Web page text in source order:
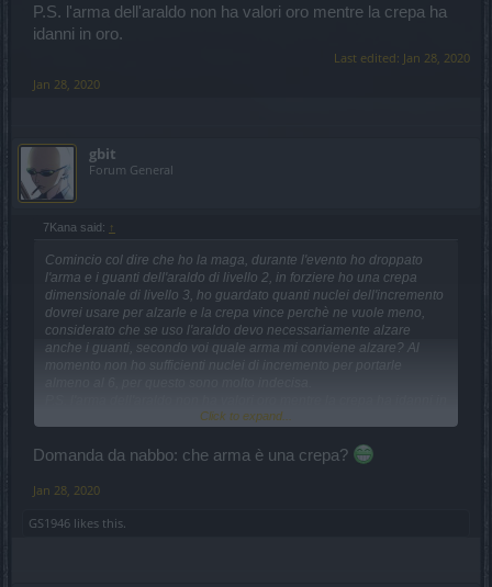
P.S. l'arma dell'araldo non ha valori oro mentre la crepa ha
idanni in oro.
Last edited: Jan 28, 2020
Jan 28, 2020
gbit
Forum General
7Kana said: ↑
Comincio col dire che ho la maga, durante l'evento ho droppato
l'arma e i guanti dell'araldo di livello 2, in forziere ho una crepa
dimensionale di livello 3, ho guardato quanti nuclei dell'incremento
dovrei usare per alzarle e la crepa vince perchè ne vuole meno,
considerato che se uso l'araldo devo necessariamente alzare
anche i guanti, secondo voi quale arma mi conviene alzare? Al
momento non ho sufficienti nuclei di incremento per portarle
Click to expand...
Domanda da nabbo: che arma è una crepa?
Jan 28, 2020
GS1946 likes this.